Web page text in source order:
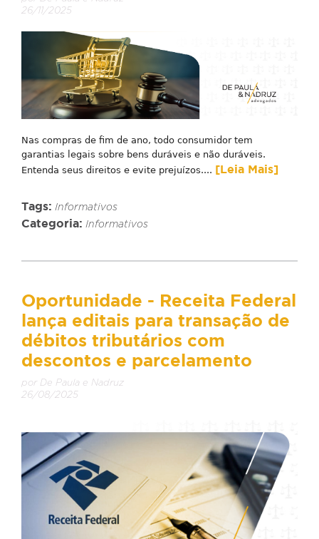
26/11/2025
Nas compras de fim de ano, todo consumidor tem
garantias legais sobre bens duráveis e não duráveis.
Entenda seus direitos e evite prejuízos.... [Leia Mais]
Tags: Informativos
Categoria: Informativos
Oportunidade - Receita Federal
lança editais para transação de
débitos tributários com
descontos e parcelamento
por De Paula e Nadruz
26/08/2025